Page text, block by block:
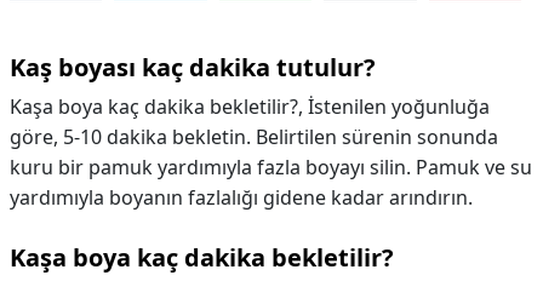
Kaş boyası kaç dakika tutulur?
Kaşa boya kaç dakika bekletilir?, İstenilen yoğunluğa
göre, 5-10 dakika bekletin. Belirtilen sürenin sonunda
kuru bir pamuk yardımıyla fazla boyayı silin. Pamuk ve su
yardımıyla boyanın fazlalığı gidene kadar arındırın.
Kaşa boya kaç dakika bekletilir?